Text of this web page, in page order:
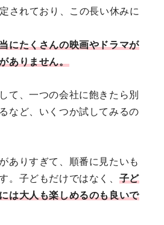
されており、この長い休みに
にたくさんの映画やドラマが
ありません。
て、一つの会社に飽きたら別
など、いくつか試してみるの
ありすぎて、順番に見たいも
。子どもだけではなく、 子ど
は大人も楽しめるのも良いで